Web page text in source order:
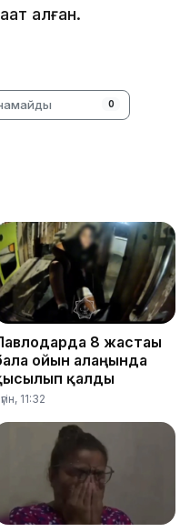
алған.
0
8 жастағы
ойын алаңында
қалды
11:32